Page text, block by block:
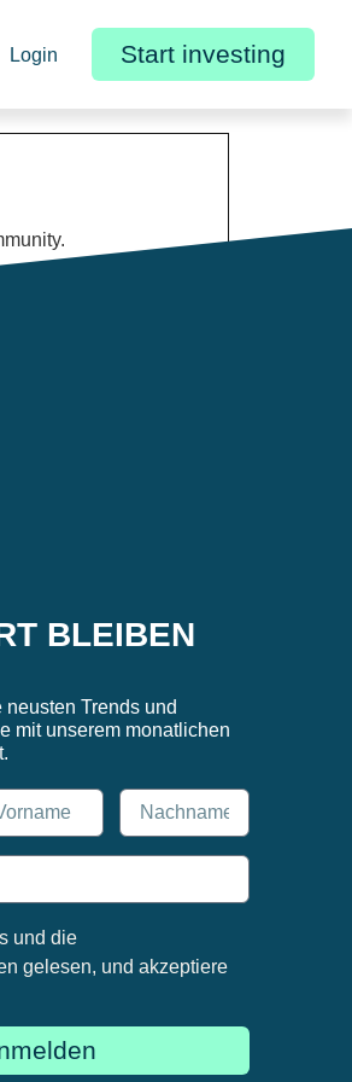
Login Start investing
BLEIBEN
Trends und
mit unserem monatlichen
und die
gelesen, und akzeptiere